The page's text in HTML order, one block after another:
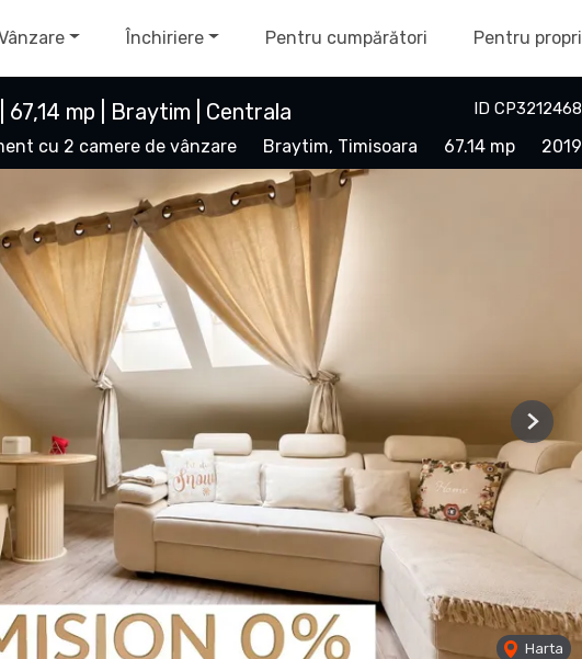
Închiriere Pentru cumpărători Pentru
ID CP3212468
67,14 mp | Braytim | Centrala
cu 2 camere de vânzare Braytim, Timisoara 67.14 mp 2019
Harta
Next